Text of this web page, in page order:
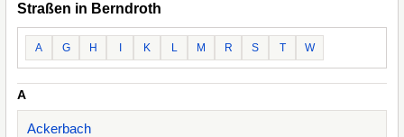
Straßen in Berndroth
A G H K L M R S T W
A
Ackerbach